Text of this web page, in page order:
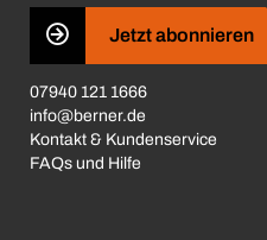
Jetzt abonnieren
07940 121 1666
info@berner.de
Kontakt & Kundenservice
FAQs und Hilfe